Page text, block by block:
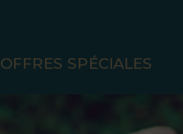
OFFRES SPÉCIALES